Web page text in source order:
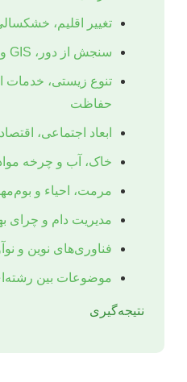
تغییر اقلیم،
سنجش از دور، GIS و مدل‌سازی در مراتع
تنوع زیستی، خدمات
حفاظت
ابعاد اجتماعی،
خاک، آب و چرخه
مرمت، احیاء و
مدیریت دام و چرای
فناوری‌های نوین و
موضوعات بین
نتیجه‌گیری